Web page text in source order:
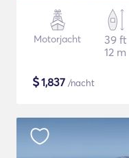
Motorjacht
39 ft
12 m
$1,837 /nacht